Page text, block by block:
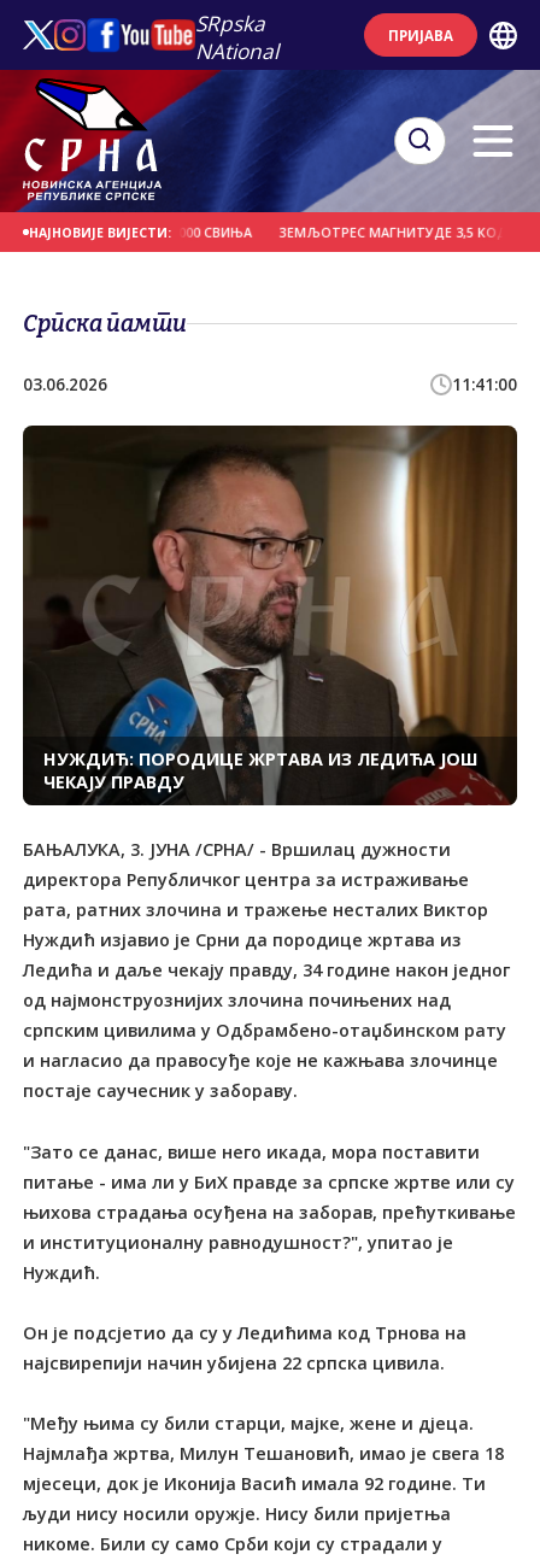
SRpska
NAtional
ПРИЈАВА
НАЈНОВИЈЕ ВИЈЕСТИ:
ВИШЕ ОД 1.000 СВИЊА ЗЕМЉОТРЕС МАГНИТУДЕ 3,5 КОД СЕЊА
Српска памти
03.06.2026 11:41:00
НУЖДИЋ: ПОРОДИЦЕ ЖРТАВА ИЗ ЛЕДИЋА ЈОШ
ЧЕКАЈУ ПРАВДУ
БАЊАЛУКА, 3. ЈУНА /СРНА/ - Вршилац дужности
директора Републичког центра за истраживање
рата, ратних злочина и тражење несталих Виктор
Нуждић изјавио је Срни да породице жртава из
Ледића и даље чекају правду, 34 године након једног
од најмонструознијих злочина почињених над
српским цивилима у Одбрамбено-отаџбинском рату
и нагласио да правосуђе које не кажњава злочинце
постаје саучесник у забораву.
"Зато се данас, више него икада, мора поставити
питање - има ли у БиХ правде за српске жртве или су
њихова страдања осуђена на заборав, прећуткивање
и институционалну равнодушност?", упитао је
Нуждић.
Он је подсјетио да су у Ледићима код Трнова на
најсвирепији начин убијена 22 српска цивила.
"Међу њима су били старци, мајке, жене и дјеца.
Најмлађа жртва, Милун Тешановић, имао је свега 18
мјесеци, док је Иконија Васић имала 92 године. Ти
људи нису носили оружје. Нису били пријетња
никоме. Били су само Срби који су страдали у